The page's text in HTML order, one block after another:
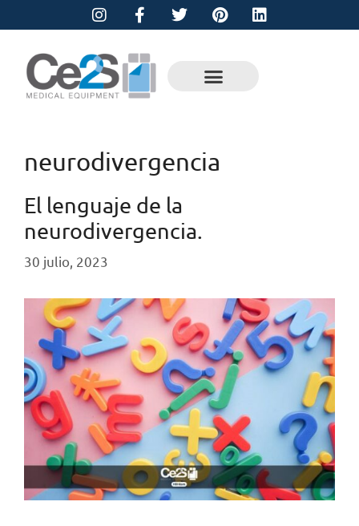
neurodivergencia
El lenguaje de la
neurodivergencia.
30 julio, 2023